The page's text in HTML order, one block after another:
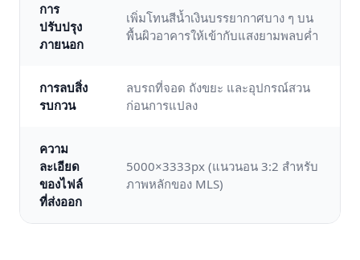
การ
ปรับปรุง
ภายนอก
เพิ่มโทนสีน้ำเงินบรรยากาศบาง ๆ บน
พื้นผิวอาคารให้เข้ากับแสงยามพลบค่ำ
การลบสิ่ง
รบกวน
ลบรถที่จอด ถังขยะ และอุปกรณ์สวน
ก่อนการแปลง
ความ
ละเอียด
ของไฟล์
ที่ส่งออก
5000×3333px (แนวนอน 3:2 สำหรับ
ภาพหลักของ MLS)